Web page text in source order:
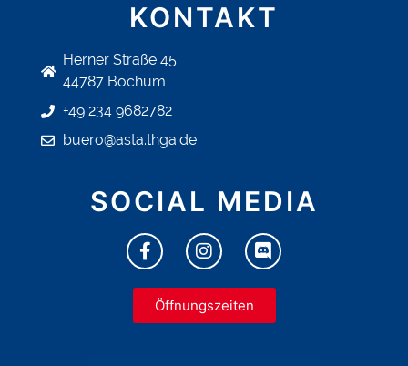
KONTAKT
Herner Straße 45
44787 Bochum
+49 234 9682782
buero@asta.thga.de
SOCIAL MEDIA
Öffnungszeiten